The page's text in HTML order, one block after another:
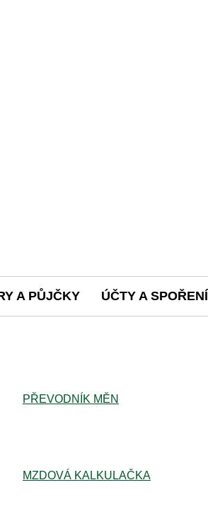
A PŮJČKY ÚČTY A SPOŘENÍ
PŘEVODNÍK MĚN
MZDOVÁ KALKULAČKA